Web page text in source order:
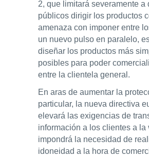
2, que limitará severamente a
públicos dirigir los productos
amenaza con imponer entre
un nuevo pulso en paralelo,
diseñar los productos más
posibles para poder
entre la clientela general.
En aras de aumentar la
particular, la nueva directiva
elevará las exigencias de
información a los clientes a la
impondrá la necesidad de
idoneidad a la hora de